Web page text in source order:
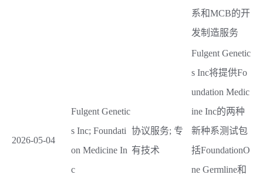
系和MCB的开
发制造服务
2026-05-04
Fulgent Genetic
s Inc; Foundati
on Medicine In
c
协议服务; 专
有技术
Fulgent Genetic
s Inc将提供Fo
undation Medic
ine Inc的两种
新种系测试包
括FoundationO
ne Germline和